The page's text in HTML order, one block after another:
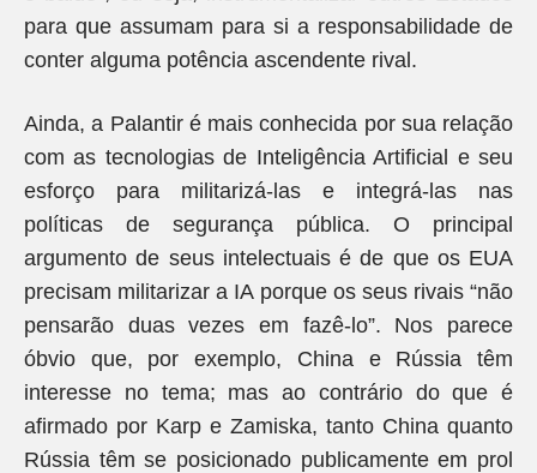
para que assumam para si a responsabilidade de
conter alguma potência ascendente rival.
Ainda, a Palantir é mais conhecida por sua relação
com as tecnologias de Inteligência Artificial e seu
esforço para militarizá-las e integrá-las nas
políticas de segurança pública. O principal
argumento de seus intelectuais é de que os EUA
precisam militarizar a IA porque os seus rivais “não
pensarão duas vezes em fazê-lo”. Nos parece
óbvio que, por exemplo, China e Rússia têm
interesse no tema; mas ao contrário do que é
afirmado por Karp e Zamiska, tanto China quanto
Rússia têm se posicionado publicamente em prol